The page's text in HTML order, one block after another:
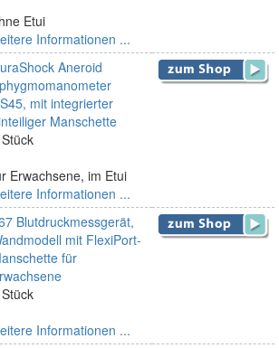
Etui
Informationen ...
Aneroid
mit integrierter
Manschette
Erwachsene, im Etui
Informationen ...
Blutdruckmessgerät,
mit FlexiPort-
für
Informationen ...